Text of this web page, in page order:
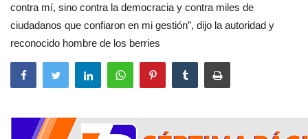
contra mí, sino contra la democracia y contra miles de
ciudadanos que confiaron en mi gestión”, dijo la autoridad y
reconocido hombre de los berries